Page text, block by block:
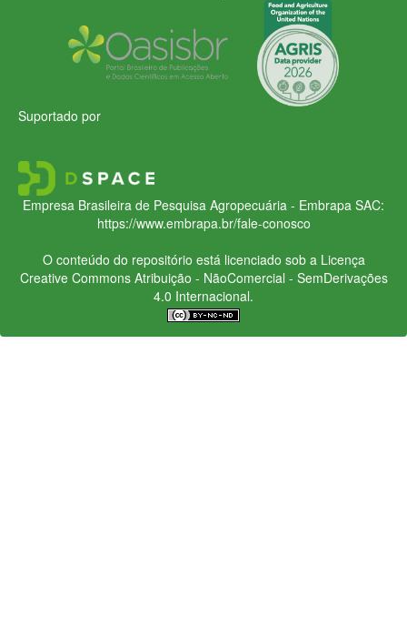
Suportado por
Empresa Brasileira de Pesquisa Agropecuária - Embrapa SAC:
https://www.embrapa.br/fale-conosco
O conteúdo do repositório está licenciado sob a Licença
Creative CommonsAtribuição - NãoComercial - SemDerivações
4.0 Internacional.